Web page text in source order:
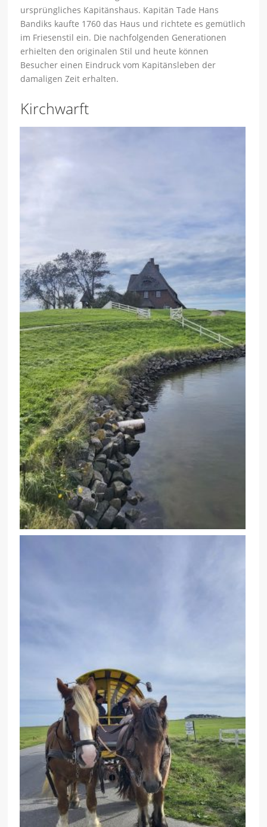
ursprüngliches Kapitänshaus. Kapitän Tade Hans
Bandiks kaufte 1760 das Haus und richtete es gemütlich
im Friesenstil ein. Die nachfolgenden Generationen
erhielten den originalen Stil und heute können
Besucher einen Eindruck vom Kapitänsleben der
damaligen Zeit erhalten.
Kirchwarft